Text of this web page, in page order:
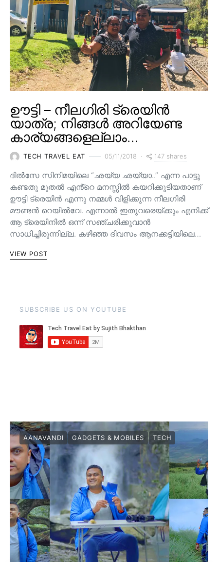
ഊട്ടി – നീലഗിരി ട്രെയിൻ
യാത്ര; നിങ്ങൾ അറിയേണ്ട
കാര്യങ്ങളെല്ലാം…
TECH TRAVEL EAT 05/11/2018 147 shares
ദിൽസേ സിനിമയിലെ “ഛയ്യ ഛയ്യാ..” എന്ന പാട്ടു
കണ്ടതു മുതൽ എൻ്റെ മനസ്സിൽ കയറിക്കൂടിയതാണ്
ഊട്ടി ട്രെയിൻ എന്നു നമ്മൾ വിളിക്കുന്ന നീലഗിരി
മൗണ്ടൻ റെയിൽവേ. എന്നാൽ ഇതുവരെയ്ക്കും എനിക്ക്
ആ ട്രെയിനിൽ ഒന്ന് സഞ്ചരിക്കുവാൻ
സാധിച്ചിരുന്നില്ല. കഴിഞ്ഞ ദിവസം ആനക്കട്ടിയിലെ…
VIEW POST
SUBSCRIBE US ON YOUTUBE
AANAVANDI GADGETS & MOBILES TECH